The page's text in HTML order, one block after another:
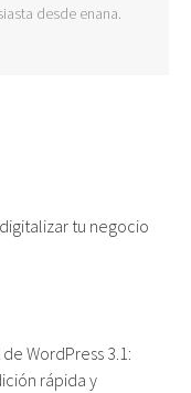
desde enana.
tu negocio
WordPress 3.1:
rápida y